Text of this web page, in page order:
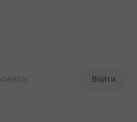
Войти